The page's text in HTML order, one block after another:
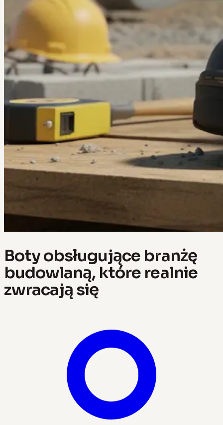
Boty obsługujące branżę
budowlaną, które realnie
zwracają się